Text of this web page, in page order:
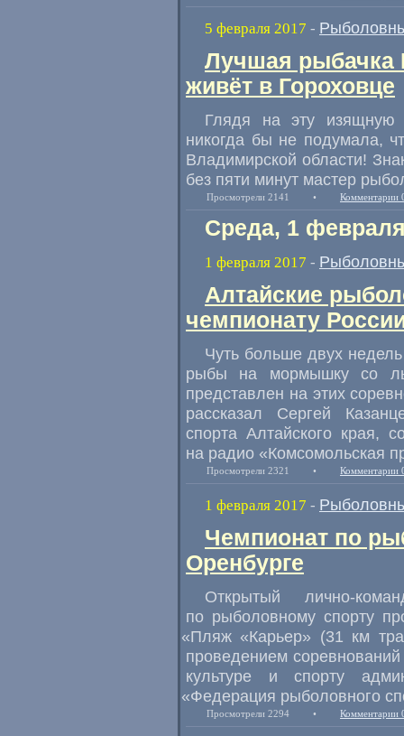
5 февраля 2017 -
Лучшая рыбачка
живёт в Гороховце
Глядя на эту изящную
никогда бы не подумала,
Владимирской области!
без пяти минут мастер
Просмотрели 2141 • Комментарии
Среда, 1
1 февраля 2017 -
Алтайские
чемпионату
Чуть больше двух
рыбы на мормышку со
представлен на этих
рассказал Сергей
спорта Алтайского края,
на радио «Комсомольская
Просмотрели 2321 • Комментарии
1 февраля 2017 -
Чемпионат по
Оренбурге
Открытый лично-
по рыболовному спорту
«Пляж «Карьер» (31 км
проведением
культуре и спорту
«Федерация рыболовного
Просмотрели 2294 • Комментарии